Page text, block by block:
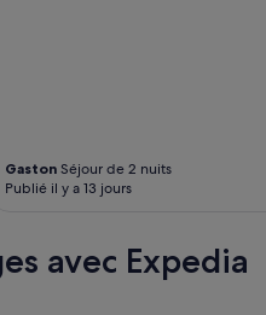
Gaston Séjour de 2 nuits
Publié il y a 13 jours
avec Expedia